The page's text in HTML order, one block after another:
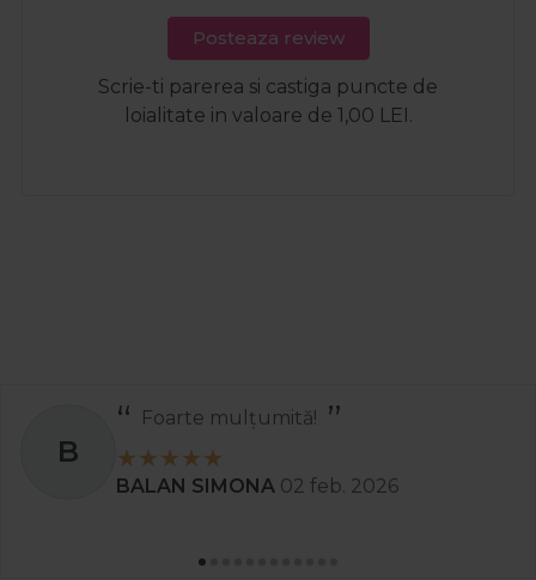
Posteaza review
Scrie-ti parerea si castiga puncte de
loialitate in valoare de 1,00 LEI.
B
Foarte mulțumită!
BALAN SIMONA 02 feb. 2026